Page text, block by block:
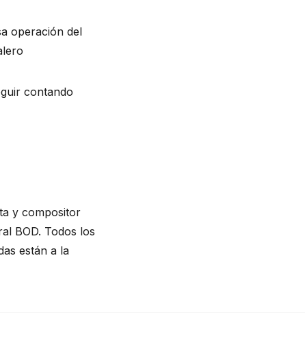
operación del
contando
y compositor
BOD. Todos los
están a la